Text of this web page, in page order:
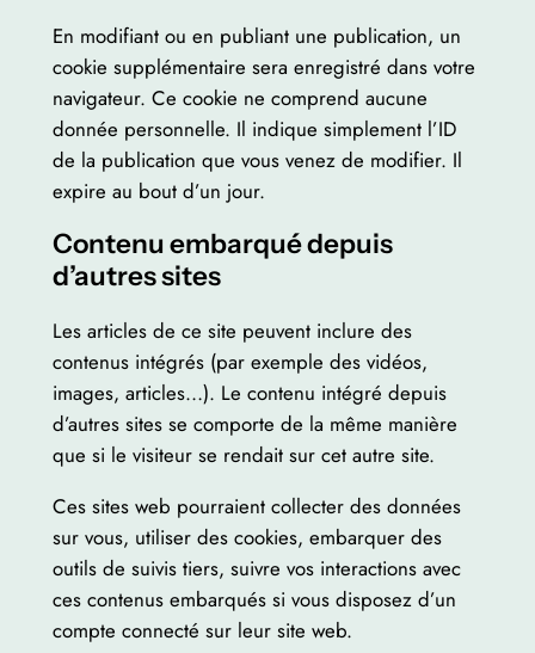
En modifiant ou en publiant une publication, un
cookie supplémentaire sera enregistré dans votre
navigateur. Ce cookie ne comprend aucune
donnée personnelle. Il indique simplement l’ID
de la publication que vous venez de modifier. Il
expire au bout d’un jour.
Contenu embarqué depuis
d’autres sites
Les articles de ce site peuvent inclure des
contenus intégrés (par exemple des vidéos,
images, articles…). Le contenu intégré depuis
d’autres sites se comporte de la même manière
que si le visiteur se rendait sur cet autre site.
Ces sites web pourraient collecter des données
sur vous, utiliser des cookies, embarquer des
outils de suivis tiers, suivre vos interactions avec
ces contenus embarqués si vous disposez d’un
compte connecté sur leur site web.